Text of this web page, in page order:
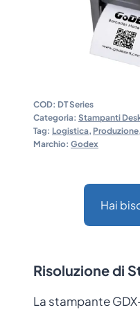
COD: DT Series
Categoria: Stampanti
Tag: Logistica, Produzione,
Marchio: Godex
Hai
Risoluzione di
La stampante